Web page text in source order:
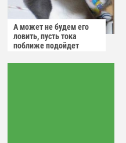
А может не будем его
ловить, пусть тока
поближе подойдет